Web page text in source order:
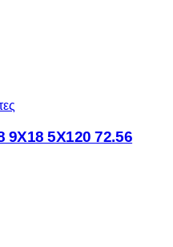
9X18 5X120 72.56